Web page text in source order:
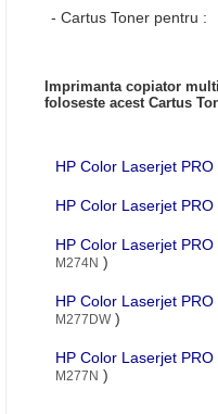
- Cartus Toner pentru :
Imprimanta copiator
foloseste acest Cartus
HP Color Laserjet
HP Color Laserjet PRO
HP Color Laserjet
M274N )
HP Color Laserjet
M277DW)
HP Color Laserjet
M277N )